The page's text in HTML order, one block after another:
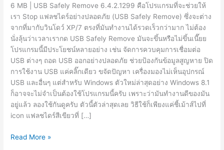
6 MB | USB Safely Remove 6.4.2.1299 คือโปรแกรมที่จะช่วยให้
เรา Stop แฟลชไดร์อย่างปลอดภัย (USB Safely Remove) ซึ่งจะต่าง
จากที่มากับวินโดว์ XP/7 ตรงที่มันทำงานได้รวดเร็วกว่ามาก ไม่ต้อง
นั่งลุ้นว่าเวลาเรากด USB Safely Remove มันจะขึ้นหรือไม่ขึ้นเนี๊ยย
โปรแกรมนี้มีประโยชน์หลายอย่าง เช่น จัดการควบคุมการเชื่อมต่อ
USB ต่างๆ ถอด USB ออกอย่างปลอดภัย ช่วยป้องกันข้อมูลสูญหาย ปิด
การใช้งาน USB แค่คลิ๊กเดียว ขจัดปัญหา เครื่องมองไม่เห็นอุปกรณ์
USB และอื่นๆ แต่สำหรับ Windows ตัวใหม่ล่าสุดอย่าง Windows 8.1
ก็อาจจะไม่จำเป็นต้องใช้โปรแกรมนี้ครับ เพราะว่ามันทำงานดีของมัน
อยู่แล้ว ลองใช้กันดูครับ ตัวนี้ตัวล่าสุดเลย วิธีใช้ก็เพียงแค่ชี้เม้าส์ไปที่
icon แฟลชไดร์สีเขียวที่ […]
USB
Read More »